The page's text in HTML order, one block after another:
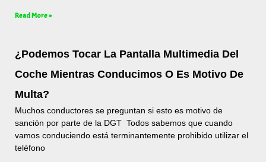
Read More »
¿Podemos Tocar La Pantalla Multimedia Del
Coche Mientras Conducimos O Es Motivo De
Multa?
Muchos conductores se preguntan si esto es motivo de
sanción por parte de la DGT Todos sabemos que cuando
vamos conduciendo está terminantemente prohibido utilizar el
teléfono